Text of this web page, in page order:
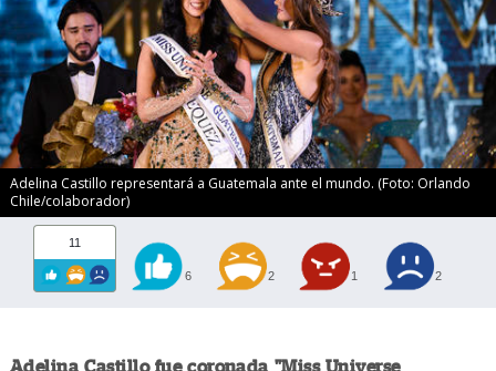
Adelina Castillo representará a Guatemala ante el mundo. (Foto: Orlando
Chile/colaborador)
11
6 2 1 2